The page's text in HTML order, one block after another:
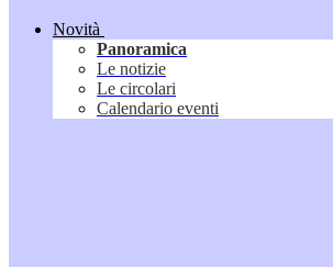
Novità
Panoramica
Le notizie
Le circolari
Calendario eventi